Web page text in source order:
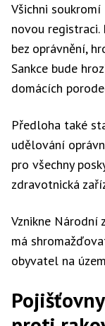
Všichni
novou
bez oprávnění,
Sankce bude
domácích
Předloha také
udělování
pro všechny
zdravotnická
Vznikne Národní
má
obyvatel na